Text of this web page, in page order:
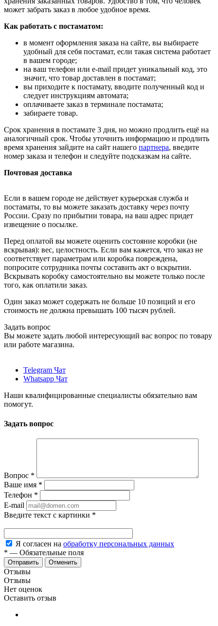
может забрать заказ в любое удобное время.
Как работать с постаматом:
в момент оформления заказа на сайте, вы выбираете
удобный для себя постамат, если такая система работает
в вашем городе;
на ваш телефон или e-mail придет уникальный код, это
значит, что товар доставлен в постамат;
вы приходите к постамату, вводите полученный код и
следует инструкциям автомата;
оплачиваете заказ в терминале постамата;
забираете товар.
Срок хранения в постамате 3 дня, но можно продлить ещё на
аналогичный срок. Чтобы уточнить информацию и продлить
время хранения зайдите на сайт нашего партнера, введите
номер заказа и телефон и следуйте подсказкам на сайте.
Почтовая доставка
Если в вашем городе не действует курьерская служба и
постаматы, то вы можете заказать доставку через почту
России. Сразу по прибытии товара, на ваш адрес придет
извещение о посылке.
Перед оплатой вы можете оценить состояние коробки (не
вскрывая): вес, целостность. Если вам кажется, что заказ не
соответствует параметрам или коробка повреждена,
попросите сотрудника почты составить акт о вскрытии.
Вскрывать коробку самостоятельно вы можете только после
того, как оплатили заказ.
Один заказ может содержать не больше 10 позиций и его
стоимость не должна превышать 100 тысяч рублей.
Задать вопрос
Вы можете задать любой интересующий вас вопрос по товару
или работе магазина.
Telegram Чат
Whatsapp Чат
Наши квалифицированные специалисты обязательно вам
помогут.
Задать вопрос
Вопрос *
Ваше имя *
Телефон *
E-mail
Введите текст с картинки *
Я согласен на обработку персональных данных
* — Обязательные поля
Отменить
Отзывы
Отзывы
Нет оценок
Оставить отзыв